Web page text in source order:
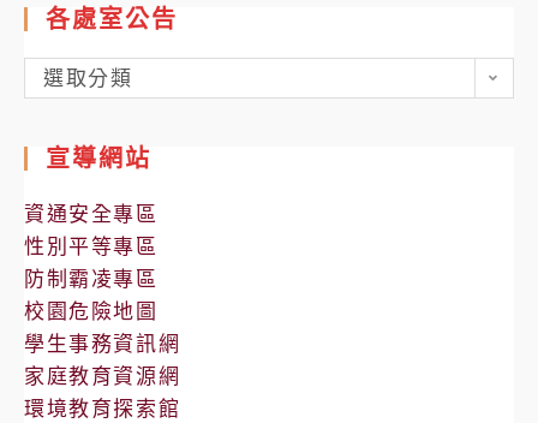
各處室公告
各
處
公
告
選取分類
宣導網站
資通安全專區
性別平等專區
防制霸凌專區
校園危險地圖
學生事務資訊網
家庭教育資源網
環境教育探索館